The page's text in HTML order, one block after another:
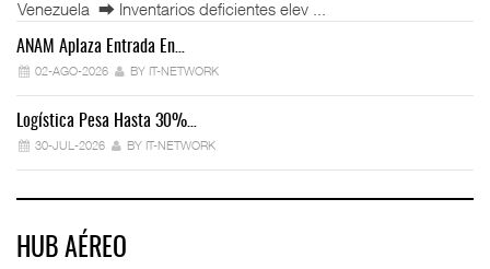
Venezuela ⮕ Inventarios deficientes elev ...
ANAM Aplaza Entrada En…
02-AGO-2026 BY IT-NETWORK
Logística Pesa Hasta 30%…
30-JUL-2026 BY IT-NETWORK
HUB AÉREO